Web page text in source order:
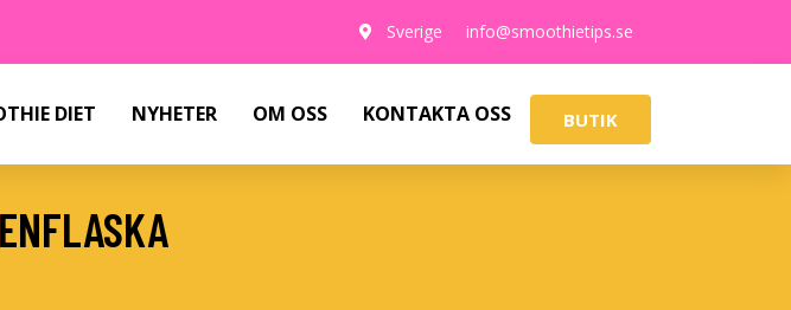
Sverige info@smoothietips.se
DIET NYHETER OM OSS KONTAKTA OSS BUTIK